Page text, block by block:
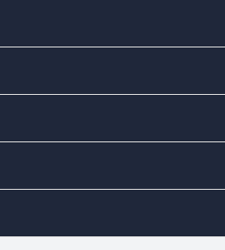
سواء كنت تحتاج إلى فتح باب
اتصل بنا